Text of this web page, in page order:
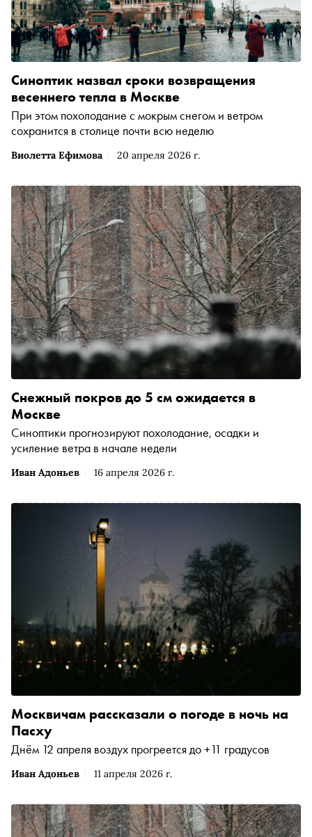
Виолетта Ефимова 20 апреля 2026 г.
Синоптик назвал сроки возвращения
весеннего тепла в Москве
При этом похолодание с мокрым снегом и ветром
сохранится в столице почти всю неделю
Иван Адоньев 16 апреля 2026 г.
Снежный покров до 5 см ожидается в
Москве
Синоптики прогнозируют похолодание, осадки и
усиление ветра в начале недели
Иван Адоньев 11 апреля 2026 г.
Москвичам рассказали о погоде в ночь на
Пасху
Днём 12 апреля воздух прогреется до +11 градусов